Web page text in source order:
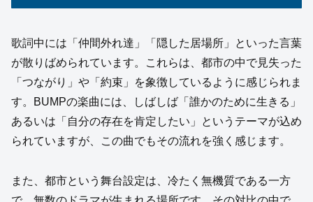
歌詞中には「仲間外れ達」「隠した居場所」といった言葉
が散りばめられています。これらは、都市の中で見失った
「つながり」や「約束」を象徴しているように感じられま
す。BUMPの楽曲には、しばしば「誰かのために生きる」
あるいは「自分の存在を肯定したい」というテーマが込め
られていますが、この曲でもその流れを強く感じます。
また、都市という舞台設定は、冷たく無機質である一方